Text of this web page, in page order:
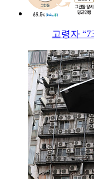
고령자